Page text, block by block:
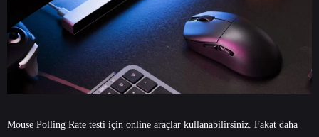
Mouse Polling Rate testi için online araçlar kullanabilirsiniz. Fakat daha